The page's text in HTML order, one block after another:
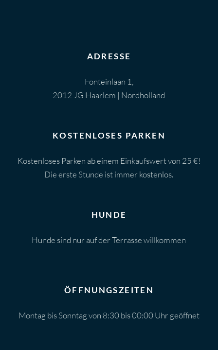
ADRESSE
Fonteinlaan 1,
2012 JG Haarlem | Nordholland
KOSTENLOSES PARKEN
Kostenloses Parken ab einem Einkaufswert von 25 €!
Die erste Stunde ist immer kostenlos.
HUNDE
Hunde sind nur auf der Terrasse willkommen
ÖFFNUNGSZEITEN
Montag bis Sonntag von 8:30 bis 00:00 Uhr geöffnet